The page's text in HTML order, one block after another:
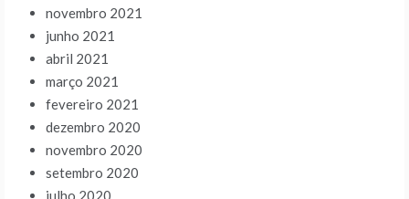
novembro 2021
junho 2021
abril 2021
março 2021
fevereiro 2021
dezembro 2020
novembro 2020
setembro 2020